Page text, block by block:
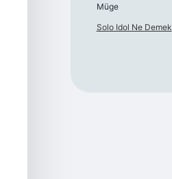
Müge
Solo Idol Ne Demek